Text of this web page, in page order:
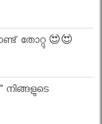
തോറ്റു 😍😍